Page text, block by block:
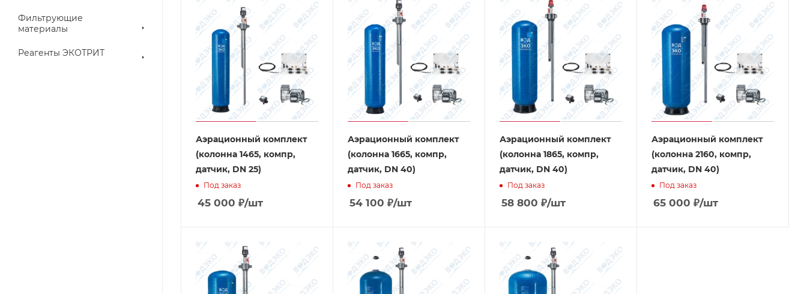
Фильтрующие
материалы
Реагенты ЭКОТРИТ
Аэрационный комплект
(колонна 1465, компр,
датчик, DN 25)
Под заказ
45 000 ₽/шт
Аэрационный комплект
(колонна 1665, компр,
датчик, DN 40)
Под заказ
54 100 ₽/шт
Аэрационный комплект
(колонна 1865, компр,
датчик, DN 40)
Под заказ
58 800 ₽/шт
Аэрационный комплект
(колонна 2160, компр,
датчик, DN 40)
Под заказ
65 000 ₽/шт